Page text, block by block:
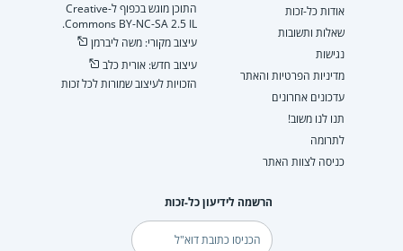
אודות כל-זכות
שאלות ותשובות
נגישות
מדיניות הפרטיות והאתר
עדכונים אחרונים
תנו לנו משוב!
לתרומה
כניסה לצוות האתר
התוכן מוגש בכפוף ל-Creative
Commons BY-NC-SA 2.5 IL.
עיצוב מקורי: משה ליברמן
עיצוב חדש: אורית כלב
הזכויות לעיצוב שמורות לכל זכות
הרשמה לידיעון כל-זכות
דוא"ל